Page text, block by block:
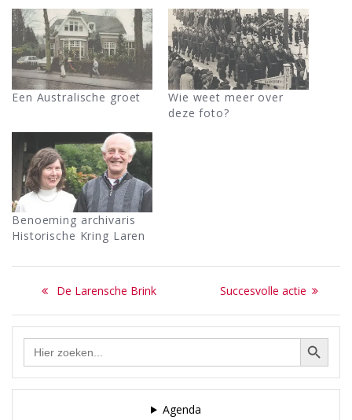
Een Australische groet
Wie weet meer over
deze foto?
Benoeming archivaris
Historische Kring Laren
Bericht
navigatie
Previous
De Larensche Brink
Next
Succesvolle actie
Zoek Zoekknop
Agenda